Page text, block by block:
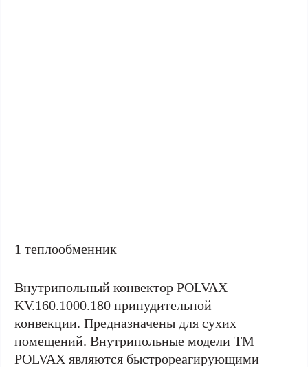
1 теплообменник
Внутрипольный конвектор POLVAX
KV.160.1000.180 принудительной
конвекции. Предназначены для сухих
помещений. Внутрипольные модели ТМ
POLVAX являются быстрореагирующими